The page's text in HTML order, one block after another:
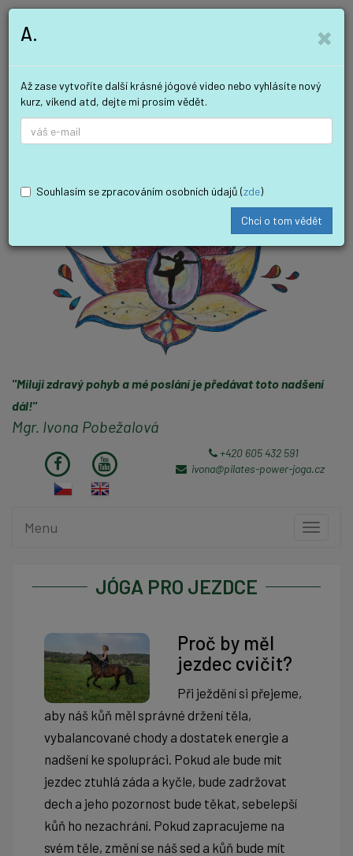
"Miluji zdravý pohyb a mé poslání je předávat toto nadšení
dál!"
Mgr. Ivona Pobežalová
+420 605 432 591
ivona@pilates-power-joga.cz
Toggle
Menu
JÓGA PRO JEZDCE
Proč by měl
jezdec cvičit?
Při ježdění si přejeme,
aby náš kůň měl správné držení těla,
vybalancované chody a dostatek energie a
nadšení ke spolupráci. Pokud ale bude mít
jezdec ztuhlá záda a kyčle, bude zadržovat
dech a jeho pozornost bude těkat, sebelepší
kůň ho nezachrání. Pokud zapracujeme na
svém těle, změní se náš sed a kůň bude mít
×
A.
Až zase vytvoříte další krásné jógové video nebo vyhlásíte nový
kurz, víkend atd, dejte mi prosím vědět.
Souhlasím se zpracováním osobních údajů (zde)
Chci o tom vědět